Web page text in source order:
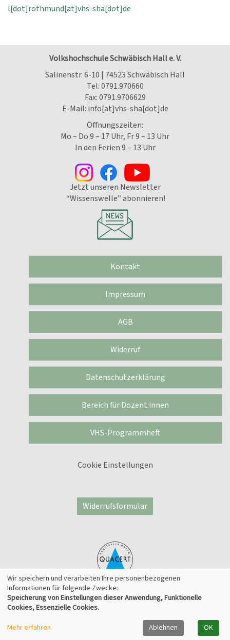
l[dot]rothmund[at]vhs-sha[dot]de
Volkshochschule Schwäbisch Hall e. V.
Salinenstr. 6-10 | 74523 Schwäbisch Hall
Tel:0791.970660
Fax: 0791.9706629
E-Mail: info[at]vhs-sha[dot]de
Öffnungszeiten:
Mo – Do 9 – 17 Uhr, Fr 9 – 13 Uhr
In den Ferien 9 – 13 Uhr
Jetzt unseren Newsletter
“Wissenswelle” abonnieren!
Kontakt
Impressum
AGB
Widerruf
Datenschutzerklärung
Bereich für Dozent:innen
VHS-Programmheft
Cookie Einstellungen
Widerrufsformular
© 2026 Kufer Software GmbH
Wir speichern und verarbeiten Ihre personenbezogenen
Informationen für folgende Zwecke:
Speicherung von Einstellungen dieser Anwendung, Funktionelle
Cookies, Essenzielle Cookies.
Mehr erfahren
Ablehnen OK